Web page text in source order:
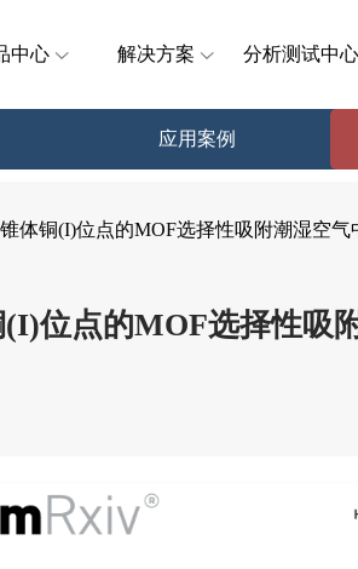
中心 解决方案 分析测试中心
应用案例
体铜(I)位点的MOF选择性吸附潮湿空气
位点的MOF选择性吸